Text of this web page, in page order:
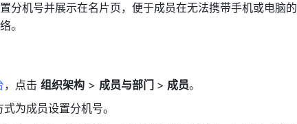
分机号并展示在名片页，便于成员在无法携带手机或电脑
。
，点击 组织架构 > 成员与部门 > 成员。
为成员设置分机号。